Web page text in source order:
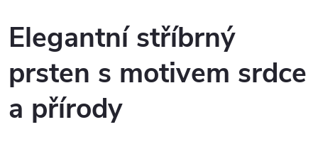
Elegantní stříbrný
prsten s motivem srdce
a přírody